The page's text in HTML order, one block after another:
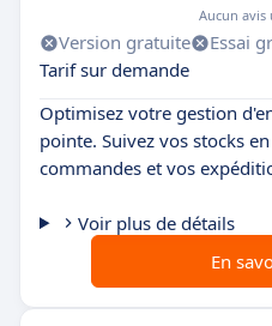
Aucun avis
Version gratuite Essai
Tarif sur demande
Optimisez votre gestion
pointe. Suivez vos stocks
commandes et vos
Voir plus de détails
En